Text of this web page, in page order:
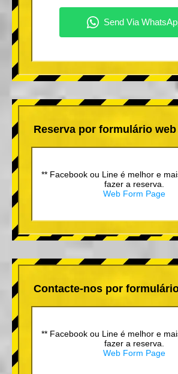
Reserva por formulário web
** Facebook ou Line é melhor e
fazer a reserva.
Web Form Page
Contacte-nos por
** Facebook ou Line é melhor e
fazer a reserva.
Web Form Page